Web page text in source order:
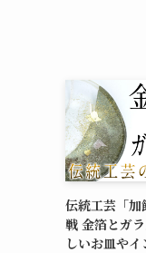
伝統工芸「加
戦 金箔とガ
しいお皿やイ